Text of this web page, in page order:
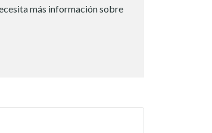
más información sobre